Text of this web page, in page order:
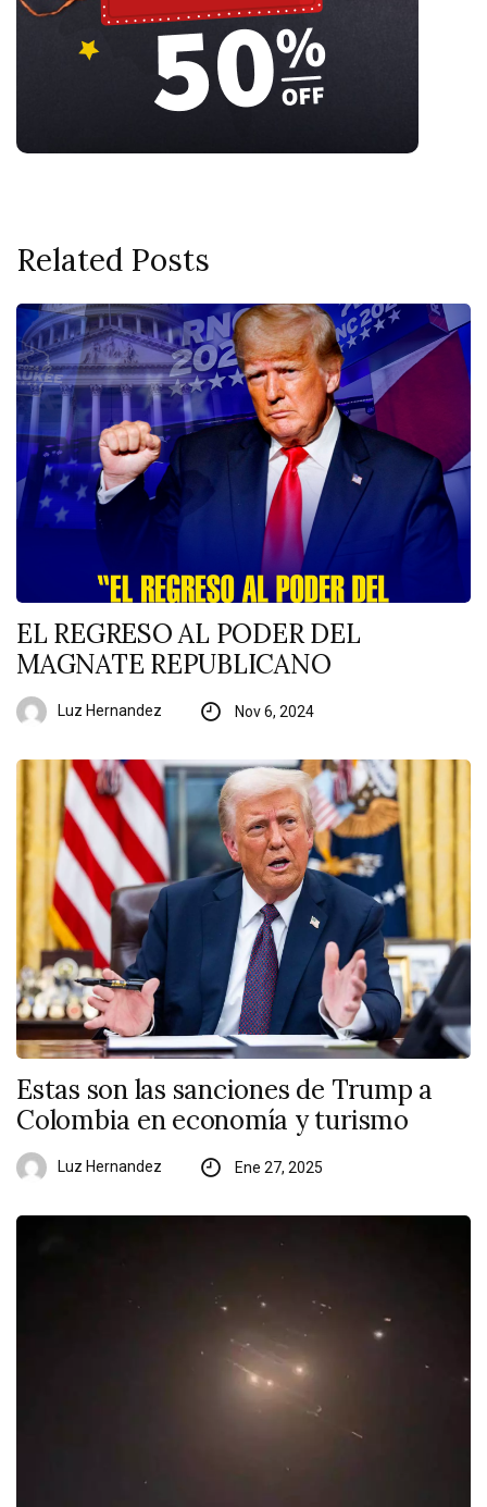
Related Posts
EL REGRESO AL PODER DEL
MAGNATE REPUBLICANO
Luz Hernandez Nov 6, 2024
Estas son las sanciones de Trump a
Colombia en economía y turismo
Luz Hernandez Ene 27, 2025